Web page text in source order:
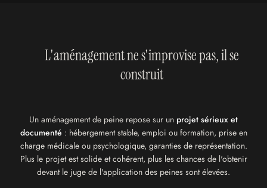
L'aménagement ne s'improvise pas,il se
construit
Un aménagement de peine repose sur un projet sérieux et
documenté : hébergement stable, emploi ou formation, prise en
charge médicale ou psychologique, garanties de représentation.
Plus le projet est solide et cohérent, plus les chances de l'obtenir
devant le juge de l'application des peines sont élevées.